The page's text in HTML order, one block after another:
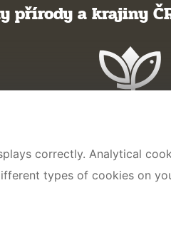
přírody a krajiny
correctly. Analytical
types of cookies on